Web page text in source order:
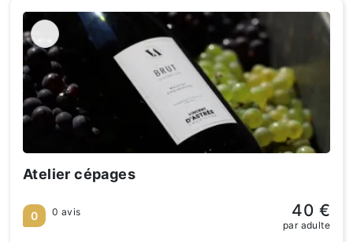
Atelier cépages
0 0 avis 40 €
par adulte